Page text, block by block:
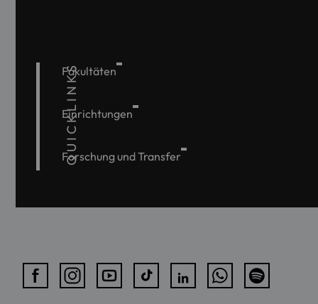
QUICKLINKS
Fakultäten
Einrichtungen
Forschung und Transfer